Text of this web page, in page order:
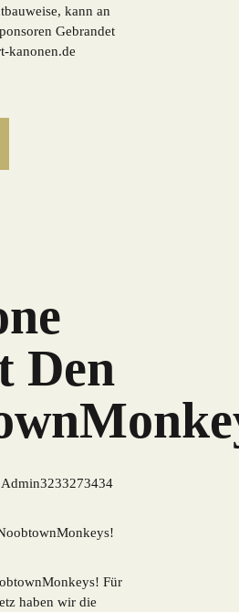
kann an
Gebrandet
kanonen.de
Den
Admin3233273434
Für
haben wir die